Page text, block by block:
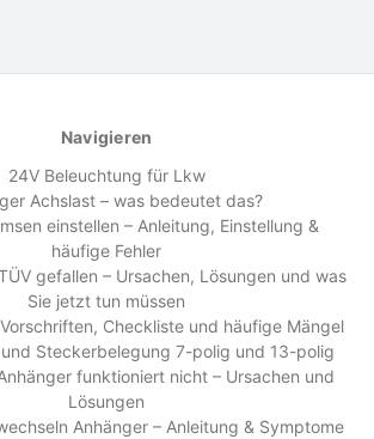
Navigieren
24V Beleuchtung für Lkw
Achslast – was bedeutet das?
einstellen – Anleitung, Einstellung &
häufige Fehler
gefallen – Ursachen, Lösungen und was
Sie jetzt tun müssen
Checkliste und häufige Mängel
Steckerbelegung 7-polig und 13-polig
funktioniert nicht – Ursachen und
Lösungen
Anhänger – Anleitung & Symptome